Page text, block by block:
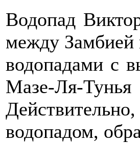
Водопад
между Замбией
водопадами с
Мазе-Ля-
водопадом,